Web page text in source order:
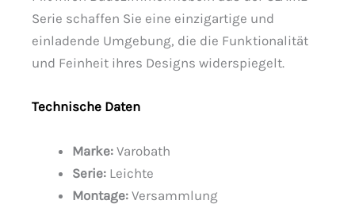
Serie schaffen Sie eine einzigartige und
einladende Umgebung, die die Funktionalität
und Feinheit ihres Designs widerspiegelt.
Technische Daten
Marke: Varobath
Serie: Leichte
Montage: Versammlung